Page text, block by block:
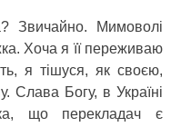
Звичайно. Мимоволі
Хоча я її переживаю
я тішуся, як своєю,
Слава Богу, в Україні
що перекладач є